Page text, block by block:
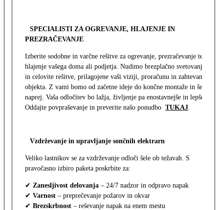
SPECIALISTI ZA OGREVANJE, HLAJENJE IN
PREZRAČEVANJE
Izberite sodobne in varčne rešitve za ogrevanje, prezračevanje ter
hlajenje vašega doma ali podjetja. Nudimo brezplačno svetovanje
in celovite rešitve, prilagojene vaši viziji, proračunu in zahtevam
objekta. Z vami bomo od začetne ideje do končne montaže in še
naprej. Vaša odločitev bo lažja, življenje pa enostavnejše in lepše.
Oddajte povpraševanje in preverite našo ponudbo TUKAJ
Vzdrževanje in upravljanje sončnih elektrarn
Veliko lastnikov se za vzdrževanje odloči šele ob težavah. S
pravočasno izbiro paketa poskrbite za:
✔ Zanesljivost delovanja – 24/7 nadzor in odpravo napak
✔ Varnost – preprečevanje požarov in okvar
✔ Brezskrbnost – reševanje napak na enem mestu